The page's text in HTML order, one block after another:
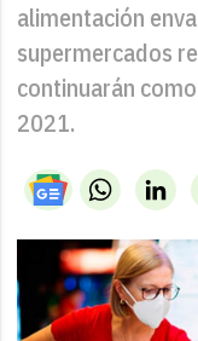
alimentación
supermercados
continuarán
2021.
WhatsApp